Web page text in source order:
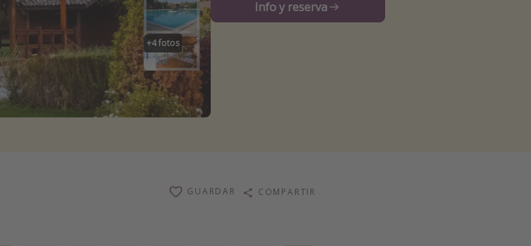
+4fotos
Info y reserva
GUARDAR COMPARTIR